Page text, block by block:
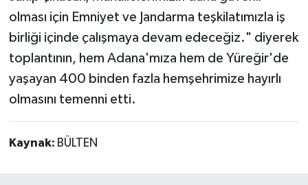
olması için Emniyet ve Jandarma teşkilatımızla iş
birliği içinde çalışmaya devam edeceğiz." diyerek
toplantının, hem Adana'mıza hem de Yüreğir'de
yaşayan 400 binden fazla hemşehrimize hayırlı
olmasını temenni etti.
Kaynak: BÜLTEN